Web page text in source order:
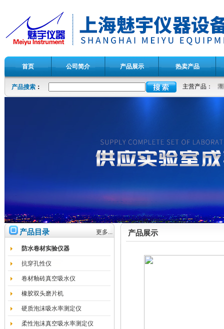
首页 公司简介 产品展示 热卖产品
产品搜索 ： 主营产品：生产混
产品目录 更多...
防水卷材实验仪器
抗穿孔性仪
卷材釉砖真空吸水仪
橡胶双头磨片机
硬质泡沫吸水率测定仪
柔性泡沫真空吸水率测定仪
产品展示